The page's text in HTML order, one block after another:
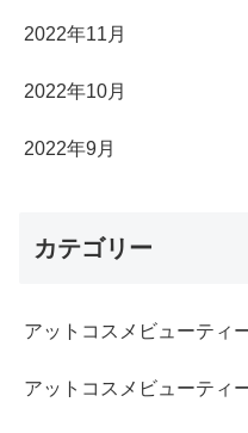
2022年11月
2022年10月
2022年9月
カテゴリー
アットコスメビューティ
アットコスメビューティ